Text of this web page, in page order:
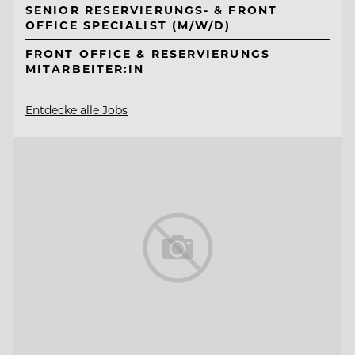
SENIOR RESERVIERUNGS- & FRONT
OFFICE SPECIALIST (M/W/D)
FRONT OFFICE & RESERVIERUNGS
MITARBEITER:IN
Entdecke alle Jobs